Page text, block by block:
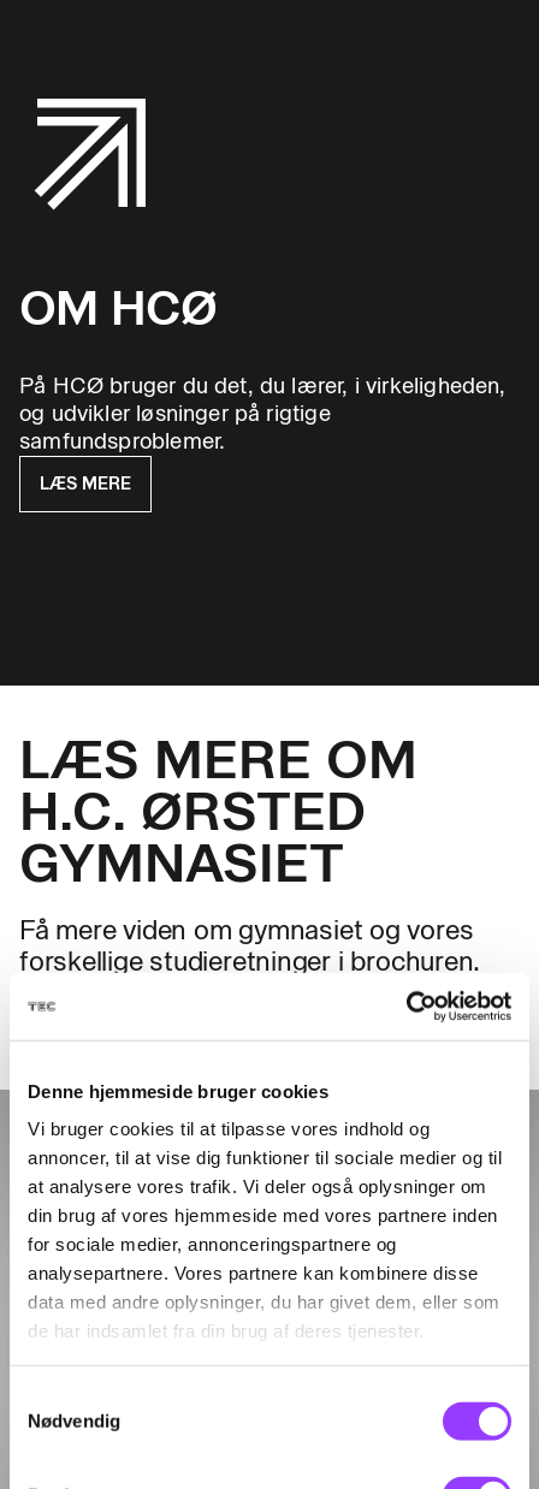
Denne hjemmeside bruger cookies
Vi bruger cookies til at tilpasse vores indhold og
annoncer, til at vise dig funktioner til sociale medier og til
at analysere vores trafik. Vi deler også oplysninger om
din brug af vores hjemmeside med vores partnere inden
for sociale medier, annonceringspartnere og
analysepartnere. Vores partnere kan kombinere disse
data med andre oplysninger, du har givet dem, eller som
de har indsamlet fra din brug af deres tjenester.
Nødvendig
OM HCØ
På HCØ bruger du det, du lærer, i virkeligheden,
og udvikler løsninger på rigtige
samfundsproblemer.
LÆS MERE
LÆS MERE OM
H.C. ØRSTED
GYMNASIET
Få mere viden om gymnasiet og vores
forskellige studieretninger i brochuren.